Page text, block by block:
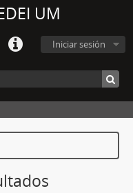
UM
Iniciar sesión